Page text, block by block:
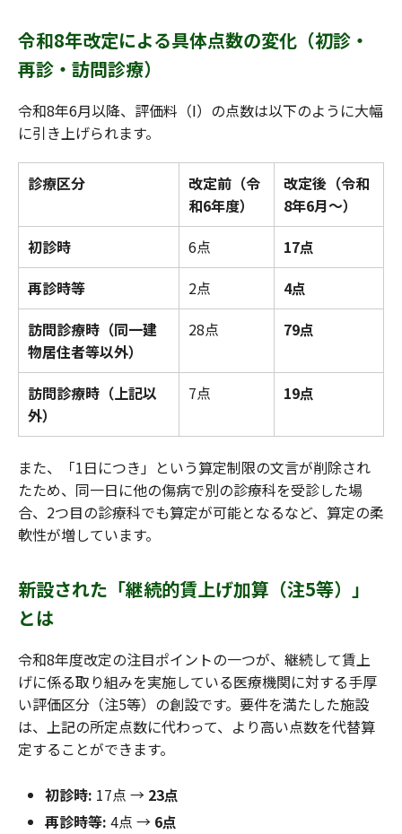
令和8年改定による具体点数の変化（初診・
再診・訪問診療）
令和8年6月以降、評価料（Ⅰ）の点数は以下のように大幅
に引き上げられます。
診療区分
改定前（令
和6年度）
改定後（令和
8年6月〜）
初診時
6点
17点
再診時等
2点
4点
訪問診療時（同一建
物居住者等以外）
28点 79点
訪問診療時（上記以
外）
7点 19点
また、「1日につき」という算定制限の文言が削除され
たため、同一日に他の傷病で別の診療科を受診した場
合、2つ目の診療科でも算定が可能となるなど、算定の柔
軟性が増しています。
新設された「継続的賃上げ加算（注5等）」
とは
令和8年度改定の注目ポイントの一つが、継続して賃上
げに係る取り組みを実施している医療機関に対する手厚
い評価区分（注5等）の創設です。要件を満たした施設
は、上記の所定点数に代わって、より高い点数を代替算
定することができます。
初診時: 17点 → 23点
再診時等: 4点 → 6点